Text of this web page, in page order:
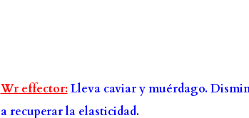
Wr effector: Lleva caviar y muérdago.
a recuperar la elasticidad.